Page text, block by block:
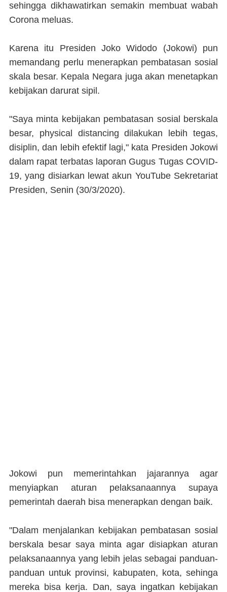
sehingga dikhawatirkan semakin membuat wabah
Corona meluas.
Karena itu Presiden Joko Widodo (Jokowi) pun
memandang perlu menerapkan pembatasan sosial
skala besar. Kepala Negara juga akan menetapkan
kebijakan darurat sipil.
"Saya minta kebijakan pembatasan sosial berskala
besar, physical distancing dilakukan lebih tegas,
disiplin, dan lebih efektif lagi," kata Presiden Jokowi
dalam rapat terbatas laporan Gugus Tugas COVID-
19, yang disiarkan lewat akun YouTube Sekretariat
Presiden, Senin (30/3/2020).
Jokowi pun memerintahkan jajarannya agar
menyiapkan aturan pelaksanaannya supaya
pemerintah daerah bisa menerapkan dengan baik.
"Dalam menjalankan kebijakan pembatasan sosial
berskala besar saya minta agar disiapkan aturan
pelaksanaannya yang lebih jelas sebagai panduan-
panduan untuk provinsi, kabupaten, kota, sehinga
mereka bisa kerja. Dan, saya ingatkan kebijakan